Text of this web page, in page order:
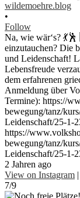
wildemoehre.blog
•
Follow
Na, wie wär‘s?
einzutauchen? Die
und Leidenschaft!
Lebensfreude
dem erfahrenen
Anmeldung über
Termine): https://
bewegung/tanz/
Leidenschaft/25-1-
https://
bewegung/tanz/
Leidenschaft/25-1-
2 Jahren ago
View on Instagram |
7/9